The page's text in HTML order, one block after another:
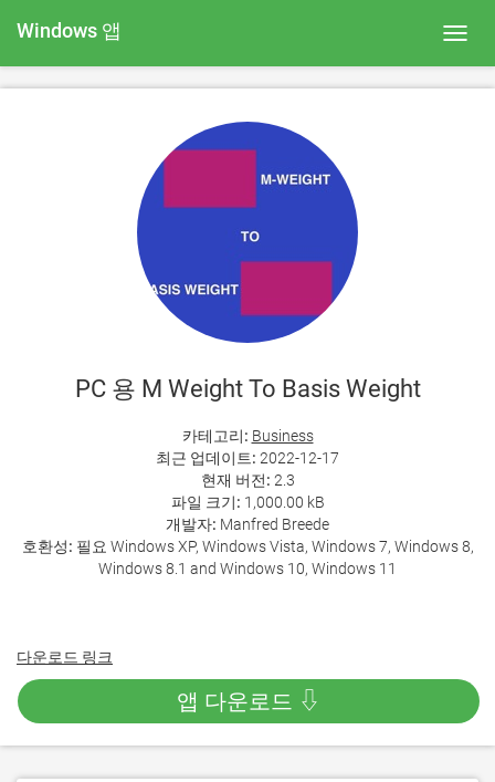
Windows 앱
PC 용 M Weight To Basis Weight
카테고리: Business
최근 업데이트: 2022-12-17
현재 버전: 2.3
파일 크기: 1,000.00 kB
개발자: Manfred Breede
호환성: 필요 Windows XP, Windows Vista, Windows 7, Windows 8,
Windows 8.1 and Windows 10, Windows 11
다운로드 링크
앱 다운로드 ⇩